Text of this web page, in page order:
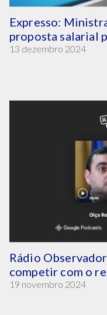
Expresso:
proposta salarial
13 dezembro 2024
Rádio
competir com o
19 novembro 2024